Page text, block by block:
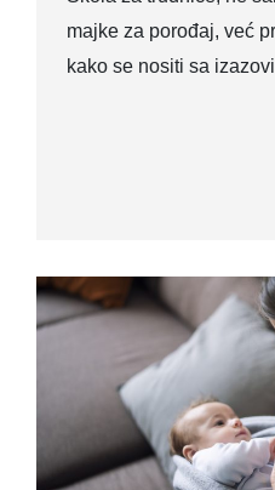
majke za porođaj, već
kako se nositi sa